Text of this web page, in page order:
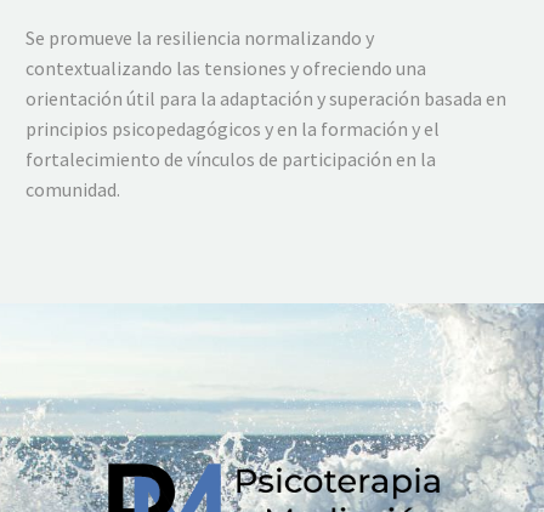
Se promueve la resiliencia normalizando y
contextualizando las tensiones y ofreciendo una
orientación útil para la adaptación y superación basada en
principios psicopedagógicos y en la formación y el
fortalecimiento de vínculos de participación en la
comunidad.